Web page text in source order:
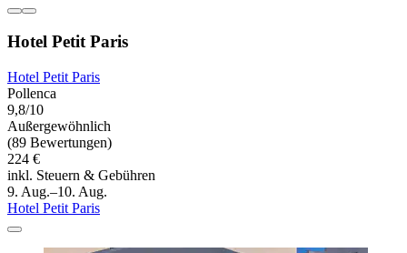
Hotel Petit Paris
Hotel Petit Paris
Pollenca
9,8/10
Außergewöhnlich
(89 Bewertungen)
224 €
inkl. Steuern & Gebühren
9. Aug.–10. Aug.
Hotel Petit Paris